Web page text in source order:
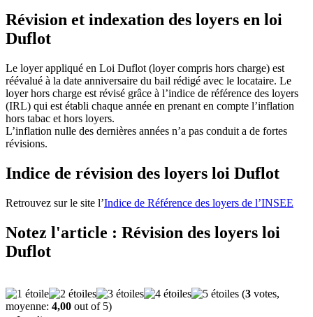
Révision et indexation des loyers en loi
Duflot
Le loyer appliqué en Loi Duflot (loyer compris hors charge) est
réévalué à la date anniversaire du bail rédigé avec le locataire. Le
loyer hors charge est révisé grâce à l’indice de référence des loyers
(IRL) qui est établi chaque année en prenant en compte l’inflation
hors tabac et hors loyers.
L’inflation nulle des dernières années n’a pas conduit a de fortes
révisions.
Indice de révision des loyers loi Duflot
Retrouvez sur le site l’Indice de Référence des loyers de l’INSEE
Notez l'article : Révision des loyers loi
Duflot
(3 votes,
moyenne: 4,00 out of 5)